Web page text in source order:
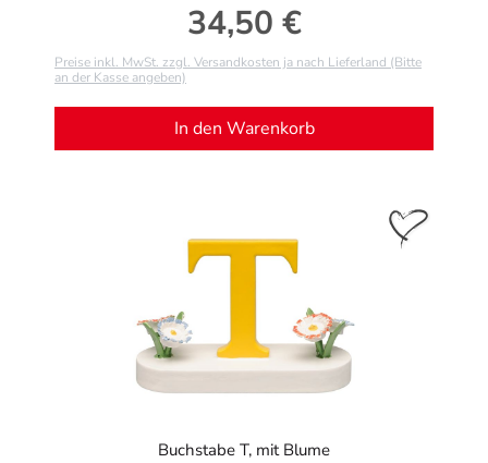
Regulärer Preis:
34,50 €
Preise inkl. MwSt. zzgl. Versandkosten ja nach Lieferland (Bitte
an der Kasse angeben)
In den Warenkorb
Buchstabe T, mit Blume